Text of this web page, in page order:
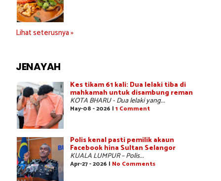
Lihat seterusnya »
JENAYAH
Kes tikam 61 kali: Dua lelaki tiba di
mahkamah untuk disambung reman
KOTA BHARU - Dua lelaki yang...
May-08 - 2026 | 1 Comment
Polis kenal pasti pemilik akaun
Facebook hina Sultan Selangor
KUALA LUMPUR – Polis...
Apr-27 - 2026 | No Comments